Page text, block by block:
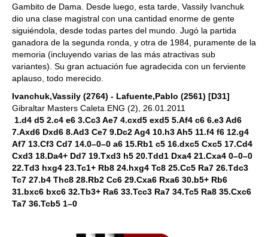
Gambito de Dama. Desde luego, esta tarde, Vassily Ivanchuk
dio una clase magistral con una cantidad enorme de gente
siguiéndola, desde todas partes del mundo. Jugó la partida
ganadora de la segunda ronda, y otra de 1984, puramente de la
memoria (incluyendo varias de las más atractivas sub
variantes). Su gran actuación fue agradecida con un ferviente
aplauso, todo merecido.
Ivanchuk,Vassily (2764) - Lafuente,Pablo (2561) [D31]
Gibraltar Masters Caleta ENG (2), 26.01.2011
1.d4 d5 2.c4 e6 3.Cc3 Ae7 4.cxd5 exd5 5.Af4 c6 6.e3 Ad6
7.Axd6 Dxd6 8.Ad3 Ce7 9.Dc2 Ag4 10.h3 Ah5 11.f4 f6 12.g4
Af7 13.Cf3 Cd7 14.0–0–0 a6 15.Rb1 c5 16.dxc5 Cxc5 17.Cd4
Cxd3 18.Da4+ Dd7 19.Txd3 h5 20.Tdd1 Dxa4 21.Cxa4 0–0–0
22.Td3 hxg4 23.Tc1+ Rb8 24.hxg4 Tc8 25.Cc5 Ra7 26.Tdc3
Tc7 27.b4 Thc8 28.Rb2 Cc6 29.Cxa6 Rxa6 30.b5+ Rb6
31.bxc6 bxc6 32.Tb3+ Ra6 33.Tcc3 Ra7 34.Tc5 Ra8 35.Cxc6
Ta7 36.Tcb5 1–0